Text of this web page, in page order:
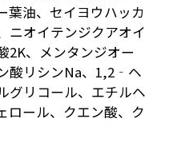
葉油、セイヨウハッカ
ニオイテンジクアオイ
2K、メンタンジオー
酸リシンNa、1,2‐ヘ
グリコール、エチルヘ
ロール、クエン酸、ク